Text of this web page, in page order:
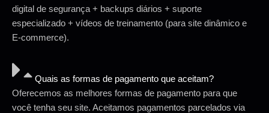
digital de segurança + backups diários + suporte
especializado + vídeos de treinamento (para site dinâmico e
E-commerce).
Quais as formas de pagamento que aceitam?
Oferecemos as melhores formas de pagamento para que
você tenha seu site. Aceitamos pagamentos parcelados via